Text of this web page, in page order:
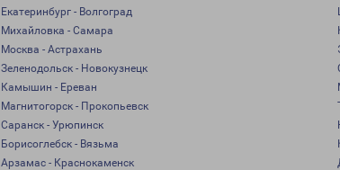
Екатеринбург - Волгоград
Михайловка - Самара
Москва - Астрахань
Зеленодольск - Новокузнецк
Камышин - Ереван
Магнитогорск - Прокопьевск
Саранск - Урюпинск
Борисоглебск - Вязьма
Арзамас - Краснокаменск